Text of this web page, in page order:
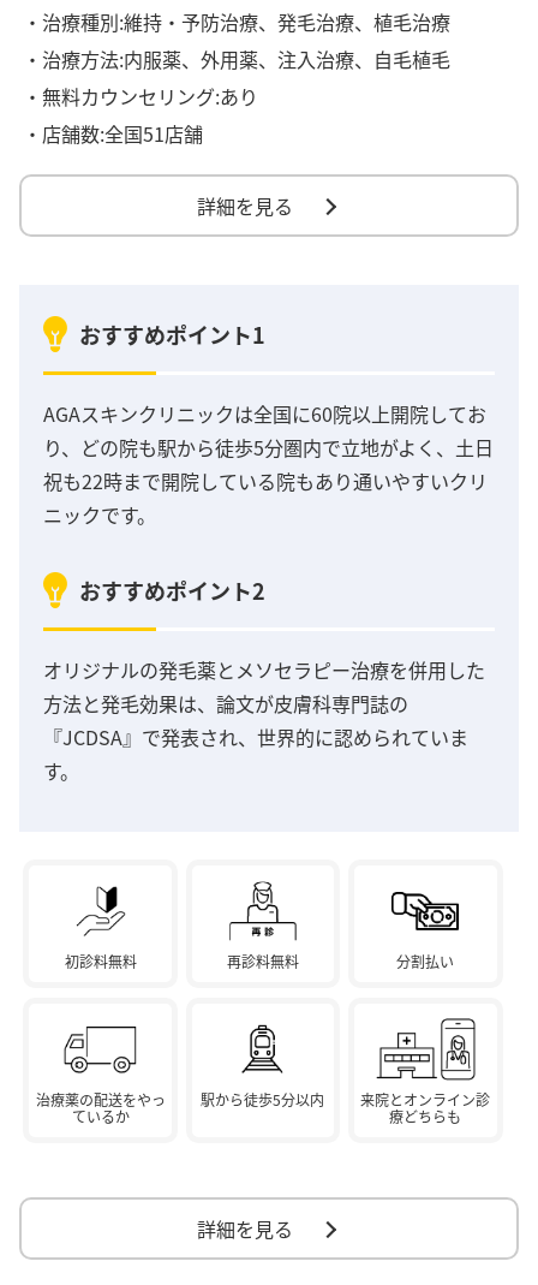
・治療種別:維持・予防治療、発毛治療、植毛治療
・治療方法:内服薬、外用薬、注入治療、自毛植毛
・無料カウンセリング:あり
・店舗数:全国51店舗
詳細を見る
おすすめポイント1
AGAスキンクリニックは全国に60院以上開院してお
り、どの院も駅から徒歩5分圏内で立地がよく、土日
祝も22時まで開院している院もあり通いやすいクリ
ニックです。
おすすめポイント2
オリジナルの発毛薬とメソセラピー治療を併用した
方法と発毛効果は、論文が皮膚科専門誌の
『JCDSA』で発表され、世界的に認められていま
す。
初診料無料 再診料無料 分割払い
治療薬の配送をやっ
ているか
駅から徒歩5分以内
来院とオンライン診
療どちらも
詳細を見る